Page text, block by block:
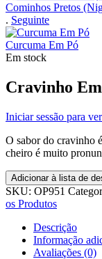
Cominhos Pretos
. Seguinte
Curcuma Em Pó
Em stock
Cravinho
Iniciar sessão para
O sabor do cravinho
cheiro é muito
Adicionar à lista de
SKU: OP951
os Produtos
Descrição
Informação
Avaliações (0)